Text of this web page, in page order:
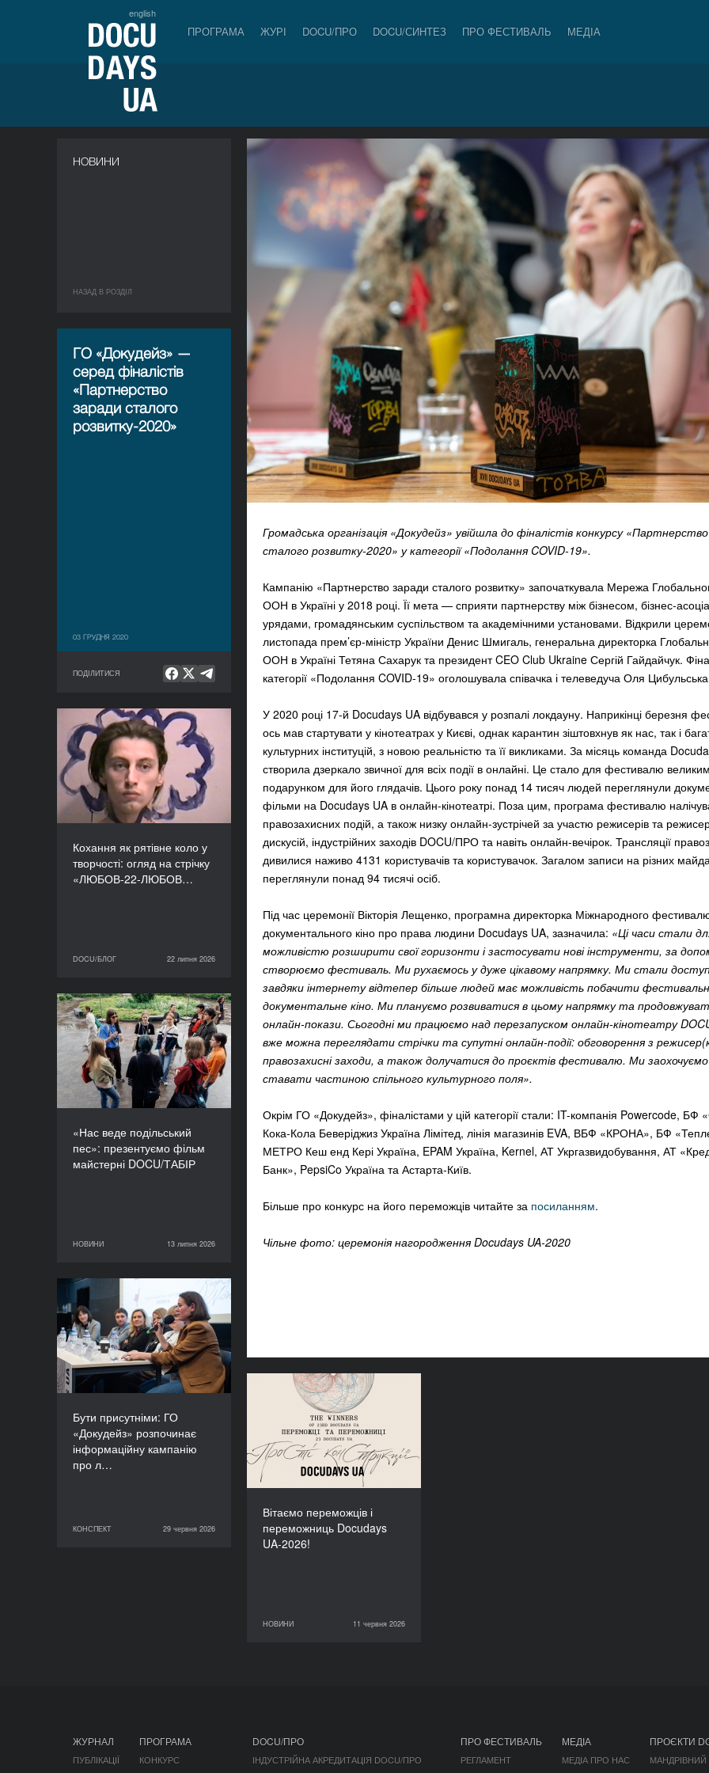
english
ПРОГРАМА ЖУРІ DOCU/ПРО DOCU/СИНТЕЗ ПРО ФЕСТИВАЛЬ МЕДІА
НОВИНИ
НАЗАД В РОЗДIЛ
ГО «Докудейз» —
серед фіналістів
«Партнерство
заради сталого
розвитку-2020»
03 ГРУДНЯ 2020
ПОДІЛИТИСЯ
Громадська організація «Докудейз» увійшла до фіналістів конкурсу
сталого розвитку-2020» у категорії «Подолання COVID-19».
Кампанію «Партнерство заради сталого розвитку» започаткувала Мережа
ООН в Україні у 2018 році. Її мета — сприяти партнерству між бізнесом, бізнес-
урядами, громадянським суспільством та академічними установами. Відкрили
листопада прем’єр-міністр України Денис Шмигаль, генеральна директорка
ООН в Україні Тетяна Сахарук та президент CEO Club Ukraine Сергій Гайдайчук.
категорії «Подолання COVID-19» оголошувала співачка і телеведуча Оля
У 2020 році 17-й Docudays UA відбувався у розпалі локдауну. Наприкінці березня
ось мав стартувати у кінотеатрах у Києві, однак карантин зіштовхнув як нас, так і
культурних інституцій, з новою реальністю та її викликами. За місяць команда
створила дзеркало звичної для всіх події в онлайні. Це стало для фестивалю
подарунком для його глядачів. Цього року понад 14 тисяч людей переглянули
фільми на Docudays UA в онлайн-кінотеатрі. Поза цим, програма фестивалю
правозахисних подій, а також низку онлайн-зустрічей за участю режисерів та
дискусій, індустрійних заходів DOCU/ПРО та навіть онлайн-вечірок. Трансляції
дивилися наживо 4131 користувачів та користувачок. Загалом записи на різних
переглянули понад 94 тисячі осіб.
Під час церемонії Вікторія Лещенко, програмна директорка Міжнародного
документального кіно про права людини Docudays UA, зазначила: «Ці часи стали
можливістю розширити свої горизонти і застосувати нові інструменти, за
створюємо фестиваль. Ми рухаємось у дуже цікавому напрямку. Ми стали
завдяки інтернету відтепер більше людей має можливість побачити
документальне кіно. Ми плануємо розвиватися в цьому напрямку та
онлайн-покази. Сьогодні ми працюємо над перезапуском онлайн-кінотеатру
вже можна переглядати стрічки та супутні онлайн-події: обговорення з
правозахисні заходи, а також долучатися до проєктів фестивалю. Ми
ставати частиною спільного культурного поля».
Окрім ГО «Докудейз», фіналістами у цій категорії стали: IT-компанія Powercode, БФ
Кока-Кола Беверіджиз Україна Лімітед, лінія магазинів EVA, ВБФ «КРОНА», БФ
МЕТРО Кеш енд Кері Україна, EPAM Україна, Kernel, АТ Укргазвидобування, АТ
Банк», PepsiCo Україна та Астарта-Київ.
Більше про конкурс на його переможців читайте за посиланням.
Чільне фото: церемонія нагородження Docudays UA-2020
Кохання як рятівне коло у
творчості: огляд на стрічку
«ЛЮБОВ-22-ЛЮБОВ…
DOCU/БЛОГ 22 липня 2026
Кохання як рятівне коло
у творчості: огляд на
стрічку «ЛЮБОВ-22-
ЛЮБОВ» Єруна
Койманса
DOCU/БЛОГ
22 липня 2026
«Нас веде подільський
пес»: презентуємо фільм
майстерні DOCU/ТАБІР
НОВИНИ 13 липня 2026
«Нас веде подільський
пес»: презентуємо фільм
майстерні DOCU/ТАБІР
НОВИНИ
13 липня 2026
Бути присутніми: ГО
«Докудейз» розпочинає
інформаційну кампанію
про л…
КОНСПЕКТ 29 червня 2026
Бути присутніми: ГО
«Докудейз» розпочинає
інформаційну кампанію
про людей в окупації
КОНСПЕКТ
29 червня 2026
Вітаємо переможців і
переможниць Docudays
UA-2026!
НОВИНИ 11 червня 2026
Вітаємо переможців і
переможниць Docudays
UA-2026!
НОВИНИ
11 червня 2026
ЖУРНАЛ
ПУБЛІКАЦІЇ
ПРОГРАМА
КОНКУРС
DOCU/ПРО
ІНДУСТРІЙНА АКРЕДИТАЦІЯ DOCU/ПРО
ПРО ФЕСТИВАЛЬ
РЕГЛАМЕНТ
МЕДІА
МЕДІА ПРО НАС
ПРОЄКТИ